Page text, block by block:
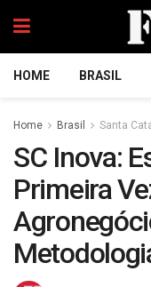
HOME BRASIL
Home Brasil Santa
SC Inova:
Primeira